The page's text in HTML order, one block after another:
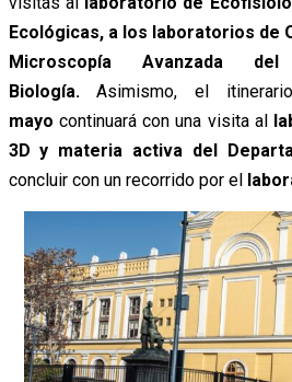
Ecológicas, a los laboratorios de
Microscopía Avanzada
Biología.Asimismo, el
mayo continuará con una visita al
3D y materia activa del
concluir con un recorrido por el